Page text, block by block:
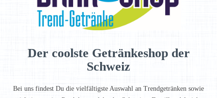
Der coolste Getränkeshop der
Schweiz
Bei uns findest Du die vielfältigste Auswahl an Trendgetränken sowie